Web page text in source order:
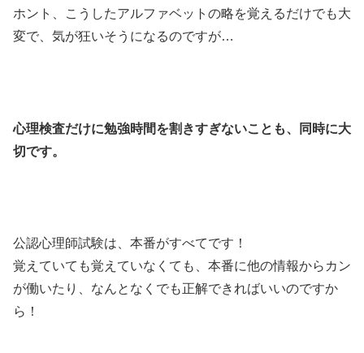
ホント、こうしたアルファベットの略を覚えるだけでも大
変で、気が狂いそうになるのですが…
心理検査だけに勉強時間を割きすぎないことも、同時に大
切です。
公認心理師試験は、本番がすべてです！
覚えていても覚えていなくても、本番に他の情報からカン
が働いたり、なんとなくでも正解できればいいのですか
ら！